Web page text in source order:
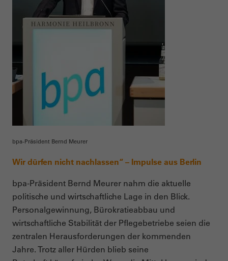
bpa-Präsident Bernd Meurer
Wir dürfen nicht nachlassen“ – Impulse aus Berlin
bpa-Präsident Bernd Meurer nahm die aktuelle
politische und wirtschaftliche Lage in den Blick.
Personalgewinnung, Bürokratieabbau und
wirtschaftliche Stabilität der Pflegebetriebe seien die
zentralen Herausforderungen der kommenden
Jahre. Trotz aller Hürden blieb seine